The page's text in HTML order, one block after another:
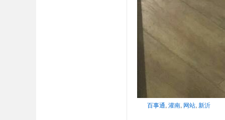
百事通, 灌南, 网站, 新沂